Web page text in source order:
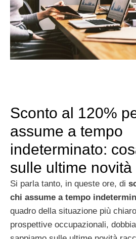
Sconto al 120%
assume a tempo
indeterminato:
sulle ultime novità
Si parla tanto, in queste ore, di
chi assume a tempo
quadro della situazione più
prospettive occupazionali,